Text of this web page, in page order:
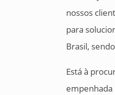
nossos
para
Brasil,
Está à
empenhada